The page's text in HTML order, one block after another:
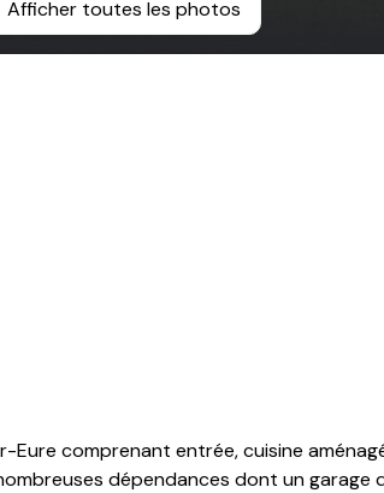
Afficher toutes les photos
comprenant entrée, cuisine
dépendances dont un garage